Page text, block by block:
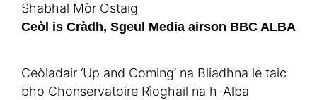
Shabhal Mòr Ostaig
Ceòl is Cràdh, Sgeul Media airson BBC ALBA
Ceòladair ‘Up and Coming’ na Bliadhna le taic
bho Chonservatoire Rìoghail na h-Alba